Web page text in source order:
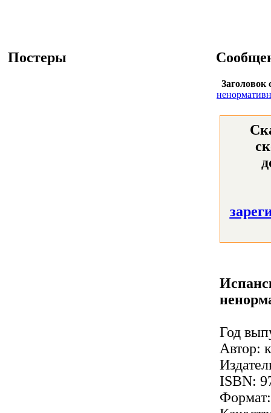
Постеры
Заголовок
Год
Автор:
ISBN: